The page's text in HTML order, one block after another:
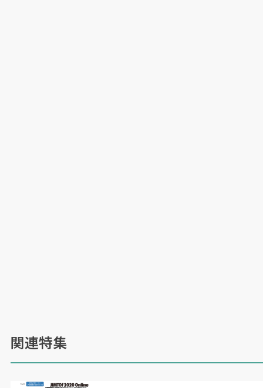
関連特集